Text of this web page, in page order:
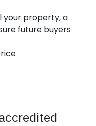
your property, a
future buyers